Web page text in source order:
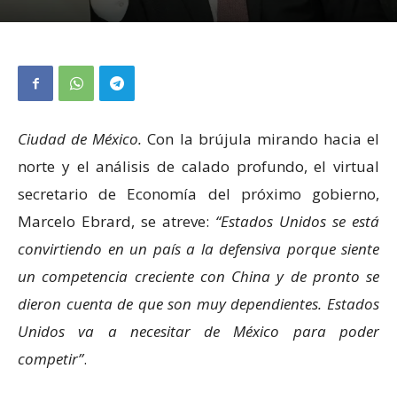
Ciudad de México. Con la brújula mirando hacia el
norte y el análisis de calado profundo, el virtual
secretario de Economía del próximo gobierno,
Marcelo Ebrard, se atreve:
Estados Unidos se está
convirtiendo en un país a la defensiva porque siente
un competencia creciente con China y de pronto se
dieron cuenta de que son muy dependientes. Estados
Unidos va a necesitar de México para poder
competir .